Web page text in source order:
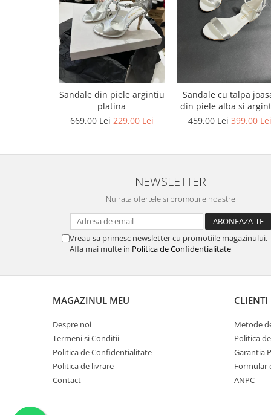
Sandale din piele argintiu
platina
669,00 Lei229,00 Lei
Sandale cu talpa
din piele alba si
459,00 Lei399,00 Lei
NEWSLETTER
Nu rata ofertele si promotiile noastre
Vreau sa primesc newsletter cu promotiile magazinului.
Afla mai multe in Politica de Confidentialitate
MAGAZINUL MEU
Despre noi
Termeni si Conditii
Politica de Confidentialitate
Politica de livrare
Contact
CLIENTI
Metode
Politica
Garantia
Formular
ANPC